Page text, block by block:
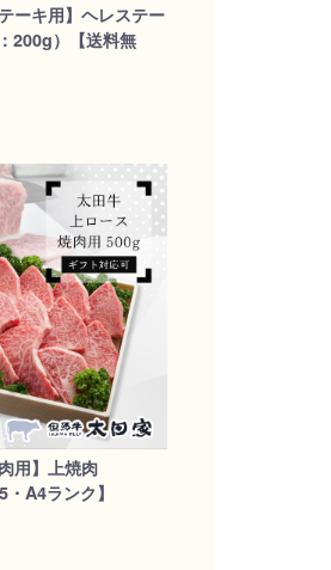
ーキ用】ヘレステー
200g）【送料無
用】上焼肉
A4ランク】